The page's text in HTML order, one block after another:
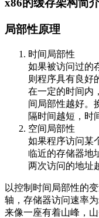
x86的缓存架构简
局部性原理
时间局部性
如果被访问过的
则程序具有良好
在一定的时间内
间局部性越好。
隔时间越短，时
空间局部性
如果程序访问某
临近的存储器地
两次访问的地址
以控制时间局部性的
轴，存储器访问速率
来像一座有着山峰，